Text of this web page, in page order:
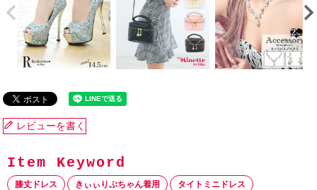
レビューを書く
膝丈ドレス きぃぃりぷちゃん着用 タイトミニドレス